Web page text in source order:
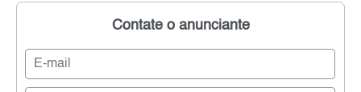
Contate o anunciante